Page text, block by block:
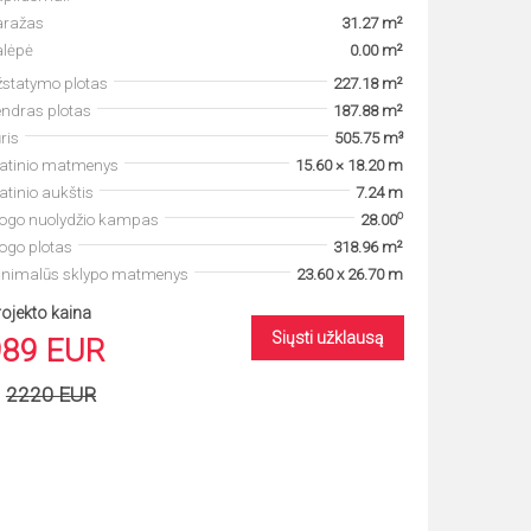
31.27 m²
0.00 m²
plotas
227.18 m²
plotas
187.88 m²
505.75 m³
matmenys
15.60 × 18.20 m
aukštis
7.24 m
nuolydžio kampas
28.00o
plotas
318.96 m²
sklypo matmenys
23.60 x 26.70 m
kaina
EUR
2220 EUR
Siųsti užklausą